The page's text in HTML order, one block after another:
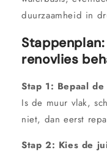
duurzaamheid in
renovlies
Stap 1: Bepaal
Is de muur vlak,
niet, dan eerst
Stap 2: Kies de